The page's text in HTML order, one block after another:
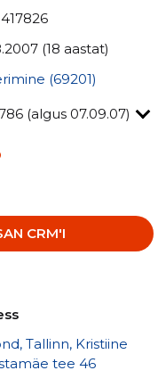
(18 aastat)
(69201)
(algus 07.09.07)
CRM'I
Tallinn, Kristiine
tee 46